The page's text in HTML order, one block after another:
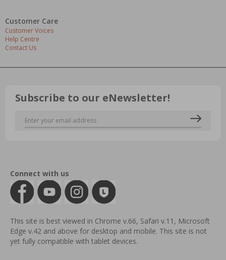
Customer Care
Customer Voices
Help Centre
Contact Us
Subscribe to our eNewsletter!
Connect with us
This site is best viewed in Chrome v.66, Safari v.11, Microsoft
Edge v.42 and above for desktop and mobile. This site is not
yet fully compatible with tablet devices.